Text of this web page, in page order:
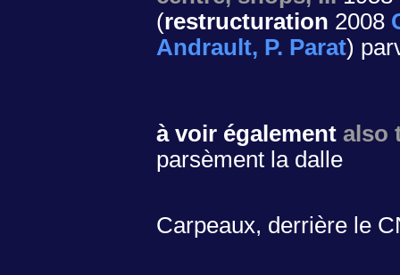
(restructuration 2008
Andrault, P. Parat)
à voir également also
parsèment la dalle
Carpeaux, derrière le